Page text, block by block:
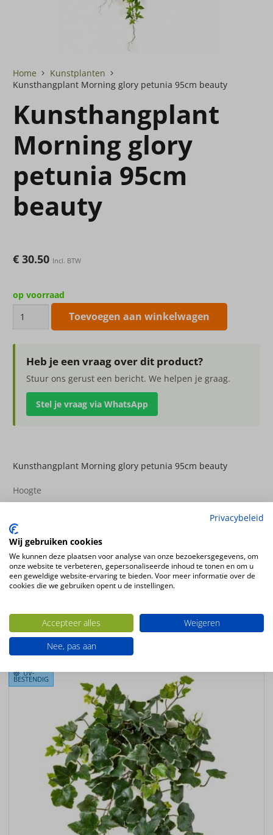
Home
Kunstplanten
Kunsthangplant Morning glory petunia 95cm beauty
Kunsthangplant
Morning glory
petunia 95cm
beauty
€ 30.50 Incl. BTW
op voorraad
Kunsthangplant
glory
petunia
95cm
beauty
aantal
Toevoegen aan winkelwagen
Heb je een vraag over dit product?
Stuur ons gerust een bericht. We helpen je graag.
Stel je vraag via WhatsApp
Kunsthangplant Morning glory petunia 95cm beauty
Hoogte
95cm
Kleur
beauty
Plantsoort
Morning Glory
Productconfiguratie
Ook interessant
UV-
BESTENDIG
Privacybeleid
Wij gebruiken cookies
We kunnen deze plaatsen voor analyse van onze bezoekersgegevens, om
onze website te verbeteren, gepersonaliseerde inhoud te tonen en om u
een geweldige website-ervaring te bieden. Voor meer informatie over de
cookies die we gebruiken opent u de instellingen.
Accepteer alles
Weigeren
Nee, pas aan